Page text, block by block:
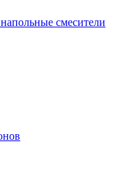
смесители